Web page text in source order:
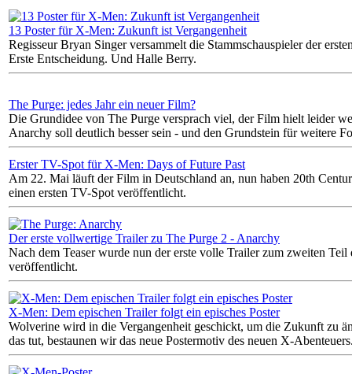
13 Poster für X-Men: Zukunft ist Vergangenheit
Regisseur Bryan Singer versammelt die Stammschauspieler der
Erste Entscheidung. Und Halle Berry.
The Purge: jedes Jahr ein neuer Film?
Die Grundidee von The Purge versprach viel, der Film hielt leider
Anarchy soll deutlich besser sein - und den Grundstein für weitere
Erster TV-Spot für X-Men: Days of Future Past
Am 22. Mai läuft der Film in Deutschland an, nun haben 20th
einen ersten TV-Spot veröffentlicht.
Der erste vollwertige Trailer zu The Purge 2 - Anarchy
Nach dem Teaser wurde nun der erste volle Trailer zum zweiten Teil
veröffentlicht.
X-Men: Dem epischen Trailer folgt ein episches Poster
Wolverine wird in die Vergangenheit geschickt, um die Zukunft zu
das tut, bestaunen wir das neue Postermotiv des neuen X-